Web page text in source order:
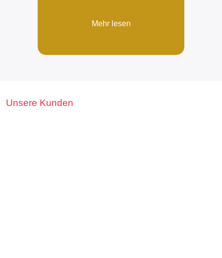
Mehr lesen
Unsere Kunden